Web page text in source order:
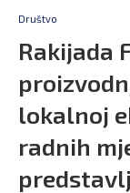
Društvo
Rakijada
lokalnoj
radnih